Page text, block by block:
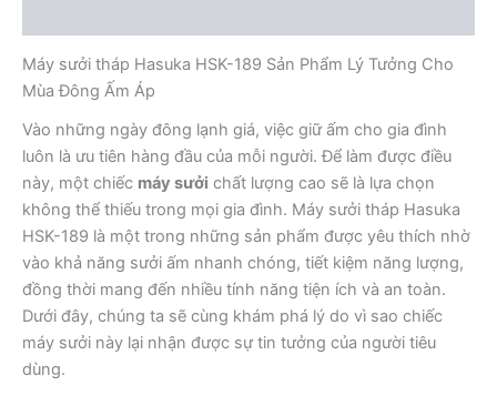
Máy sưởi tháp Hasuka HSK-189 Sản Phẩm Lý Tưởng Cho
Mùa Đông Ấm Áp
Vào những ngày đông lạnh giá, việc giữ ấm cho gia đình
luôn là ưu tiên hàng đầu của mỗi người. Để làm được điều
này, một chiếc máy sưởi chất lượng cao sẽ là lựa chọn
không thể thiếu trong mọi gia đình. Máy sưởi tháp Hasuka
HSK-189 là một trong những sản phẩm được yêu thích nhờ
vào khả năng sưởi ấm nhanh chóng, tiết kiệm năng lượng,
đồng thời mang đến nhiều tính năng tiện ích và an toàn.
Dưới đây, chúng ta sẽ cùng khám phá lý do vì sao chiếc
máy sưởi này lại nhận được sự tin tưởng của người tiêu
dùng.